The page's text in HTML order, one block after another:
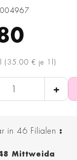
(35.00 € je 1l)
+
in 46 Filialen :
Mittweida